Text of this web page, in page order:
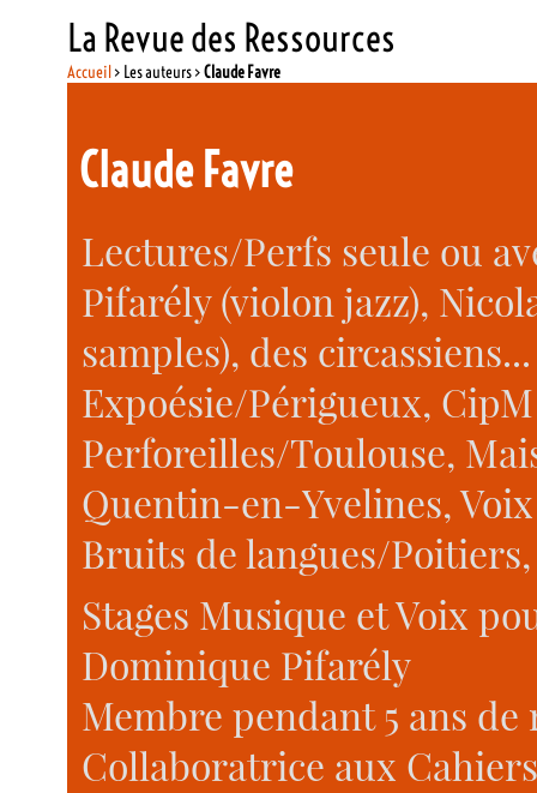
La Revue des Ressources
Accueil> Les auteurs >Claude Favre
Claude Favre
Lectures/Perfs seule ou
Pifarély (violon jazz),
samples), des circassiens...
Expoésie/Périgueux,
Perforeilles/Toulouse,
Quentin-en-Yvelines,
Bruits de langues/
Stages Musique et Voix
Dominique Pifarély
Membre pendant 5 ans de
Collaboratrice aux